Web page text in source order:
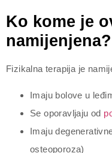
Ko kome je
namijenjena?
Fizikalna terapija je
Imaju bolove u
Se oporavljaju od
Imaju
osteoporoza)